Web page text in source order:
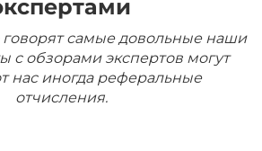
говорят самые довольные наши
с обзорами экспертов могут
нас иногда реферальные
отчисления.